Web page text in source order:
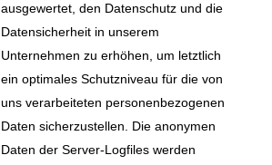
ausgewertet, den Datenschutz und die
Datensicherheit in unserem
Unternehmen zu erhöhen, um letztlich
ein optimales Schutzniveau für die von
uns verarbeiteten personenbezogenen
Daten sicherzustellen. Die anonymen
Daten der Server-Logfiles werden